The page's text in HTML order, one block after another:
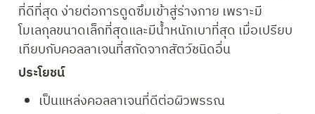
ที่ดีที่สุด ง่ายต่อการดูดซึมเข้าสู่ร่างกาย เพราะมี
โมเลกุลขนาดเล็กที่สุดและมีน้ำหนักเบาที่สุด เมื่อเปรียบ
เทียบกับคอลลาเจนที่สกัดจากสัตว์ชนิดอื่น
ประโยชน์
เป็นแหล่งคอลลาเจนที่ดีต่อผิวพรรณ